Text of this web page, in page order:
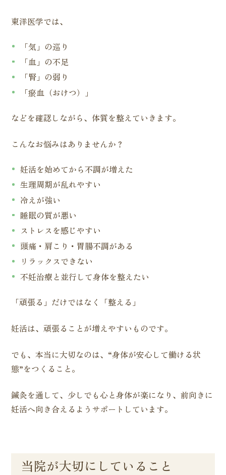
東洋医学では、
「気」の巡り
「血」の不足
「腎」の弱り
「瘀血（おけつ）」
などを確認しながら、体質を整えていきます。
こんなお悩みはありませんか？
妊活を始めてから不調が増えた
生理周期が乱れやすい
冷えが強い
睡眠の質が悪い
ストレスを感じやすい
頭痛・肩こり・胃腸不調がある
リラックスできない
不妊治療と並行して身体を整えたい
「頑張る」だけではなく「整える」
妊活は、頑張ることが増えやすいものです。
でも、本当に大切なのは、“身体が安心して働ける状
態”をつくること。
鍼灸を通して、少しでも心と身体が楽になり、前向きに
妊活へ向き合えるようサポートしています。
当院が大切にしていること